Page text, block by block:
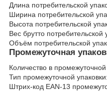
Длина потребительской
Ширина потребительской
Высота потребительской
Вес брутто потребительской
Объём потребительской
Промежуточная
Количество в промежуточной
Тип промежуточной упаковки:
Штрих-код EAN-13